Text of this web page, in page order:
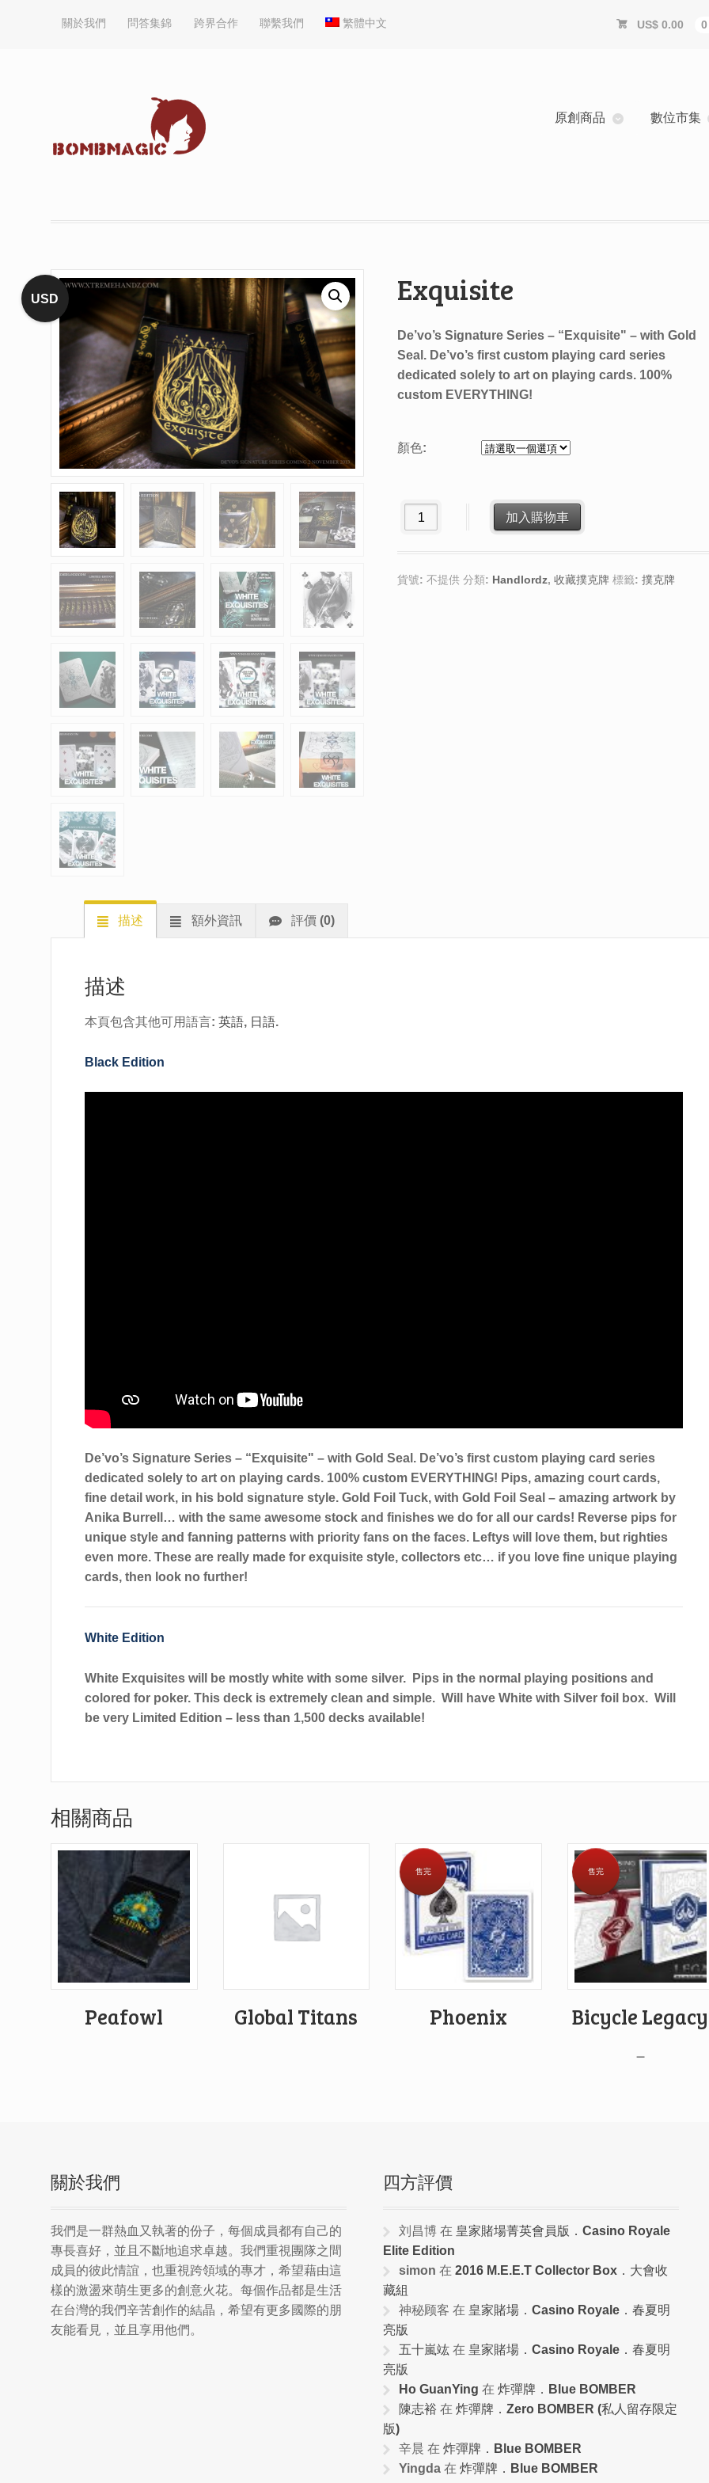
關於我們 問答集錦 跨界合作 聯繫我們 繁體中文 US$ 0.00
原創商品 數位市集
Exquisite
De’vo’sSignature Series – “ Exquisite" – with Gold
Seal. De’vo’s first custom playing card series
dedicated solely to art on playing cards. 100%
custom EVERYTHING!
顏色:
Exquisite 數量 加入購物車
貨號: 不提供 分類: Handlordz, 收藏撲克牌 標籤: 撲克牌
描述 額外資訊 評價 (0)
描述
本頁包含其他可用語言: 英語 日語.
Black Edition
De’vo’sSignature Series – “ Exquisite" – with Gold Seal. De’vo’s first custom playing card series
dedicated solely to art on playing cards. 100% custom EVERYTHING! Pips, amazing court cards,
fine detail work, in his bold signature style. Gold Foil Tuck, with Gold Foil Seal – amazing artwork by
Anika Burrell… with the same awesome stock and finishes we do for all our cards! Reverse pips for
unique style and fanning patterns with priority fans on the faces. Leftys will love them, but righties
even more. These are really made for exquisite style, collectors etc… if you love fine unique playing
cards, then look no further!
White Edition
White Exquisites will be mostly white with some silver. Pips in the normal playing positions and
colored for poker. This deck is extremely clean and simple. Will have White with Silver foil box. Will
be very Limited Edition – less than 1,500 decks available!
相關商品
Peafowl Global Titans
售完
Phoenix
售完
Bicycle Legacy
–
關於我們
我們是一群熱血又執著的份子，每個成員都有自己的
專長喜好，並且不斷地追求卓越。我們重視團隊之間
成員的彼此情誼，也重視跨領域的專才，希望藉由這
樣的激盪來萌生更多的創意火花。每個作品都是生活
在台灣的我們辛苦創作的結晶，希望有更多國際的朋
友能看見，並且享用他們。
四方評價
刘昌博 在 皇家賭場菁英會員版．Casino Royale
Elite Edition
simon 在2016 M.E.E.T Collector Box．大會收
藏組
神秘顾客 在 皇家賭場．Casino Royale．春夏明
亮版
五十嵐竑 在 皇家賭場．Casino Royale．春夏明
亮版
Ho GuanYing 在炸彈牌．Blue BOMBER
陳志裕 在炸彈牌．Zero BOMBER (私人留存限定
版)
辛晨 在炸彈牌．Blue BOMBER
Yingda 在炸彈牌．Blue BOMBER
USD